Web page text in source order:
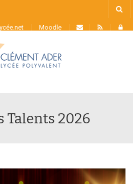
Moodle
Talents 2026